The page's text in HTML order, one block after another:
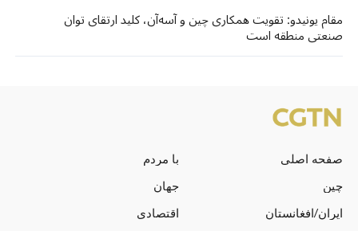
مقام یونیدو: تقویت همکاری چین و آسه‌آن، کلید ارتقای توان
صنعتی منطقه است
صفحه اصلی
با مردم
چین
جهان
ایران/افغانستان
اقتصادی